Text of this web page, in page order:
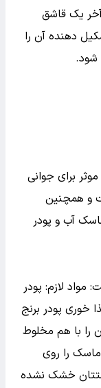
قاشق غذاخوری برنج خام به
وقتی که برنج
و آن را در
به برنج اضافه
کپسول ویتامین
یک قاشق
دهنده آن را
برای جوانی
و همچنین